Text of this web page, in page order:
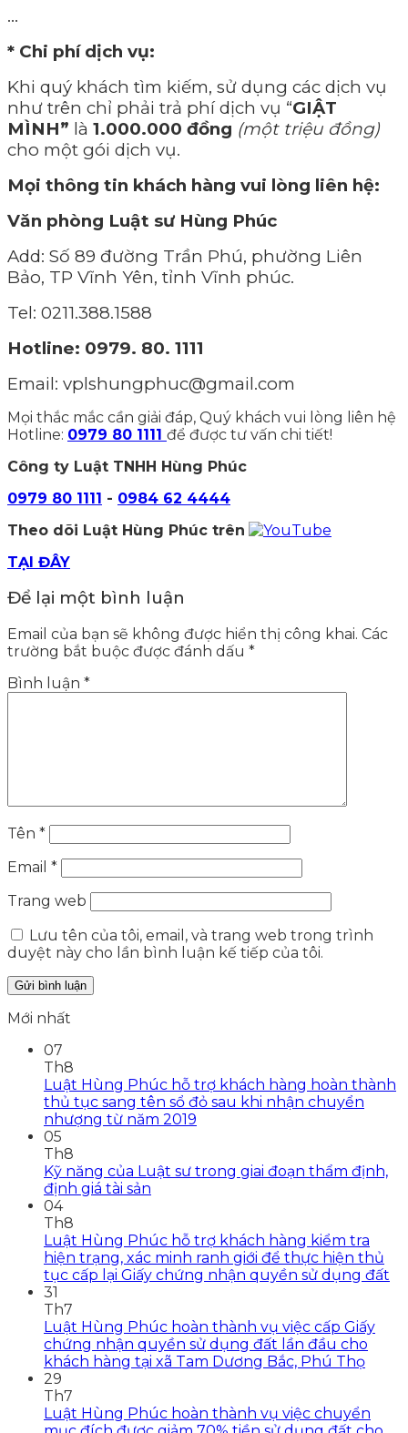
…
* Chi phí dịch vụ:
Khi quý khách tìm kiếm, sử dụng các dịch vụ
như trên chỉ phải trả phí dịch vụ “GIẬT
MÌNH” là 1.000.000 đồng (một triệu đồng)
cho một gói dịch vụ.
Mọi thông tin khách hàng vui lòng liên hệ:
Văn phòng Luật sư Hùng Phúc
Add: Số 89 đường Trần Phú, phường Liên
Bảo, TP Vĩnh Yên, tỉnh Vĩnh phúc.
Tel: 0211.388.1588
Hotline: 0979. 80. 1111
Email: vplshungphuc@gmail.com
Mọi thắc mắc cần giải đáp, Quý khách vui lòng liên hệ
Hotline: 0979 80 1111 để được tư vấn chi tiết!
Công ty Luật TNHH Hùng Phúc
0979 80 1111 - 0984 62 4444
Theo dõi Luật Hùng Phúc trên
TẠI ĐÂY
Để lại một bình luận
Email của bạn sẽ không được hiển thị công khai. Các
trường bắt buộc được đánh dấu *
Bình luận *
Tên *
Email *
Trang web
Lưu tên của tôi, email, và trang web trong trình
duyệt này cho lần bình luận kế tiếp của tôi.
Mới nhất
07
Th8
Luật Hùng Phúc hỗ trợ khách hàng hoàn thành
thủ tục sang tên sổ đỏ sau khi nhận chuyển
nhượng từ năm 2019
05
Th8
Kỹ năng của Luật sư trong giai đoạn thẩm định,
định giá tài sản
04
Th8
Luật Hùng Phúc hỗ trợ khách hàng kiểm tra
hiện trạng, xác minh ranh giới để thực hiện thủ
tục cấp lại Giấy chứng nhận quyền sử dụng đất
31
Th7
Luật Hùng Phúc hoàn thành vụ việc cấp Giấy
chứng nhận quyền sử dụng đất lần đầu cho
khách hàng tại xã Tam Dương Bắc, Phú Thọ
29
Th7
Luật Hùng Phúc hoàn thành vụ việc chuyển